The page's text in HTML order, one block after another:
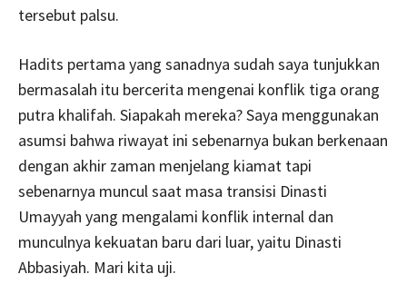
tersebut palsu.
Hadits pertama yang sanadnya sudah saya tunjukkan
bermasalah itu bercerita mengenai konflik tiga orang
putra khalifah. Siapakah mereka? Saya menggunakan
asumsi bahwa riwayat ini sebenarnya bukan berkenaan
dengan akhir zaman menjelang kiamat tapi
sebenarnya muncul saat masa transisi Dinasti
Umayyah yang mengalami konflik internal dan
munculnya kekuatan baru dari luar, yaitu Dinasti
Abbasiyah. Mari kita uji.